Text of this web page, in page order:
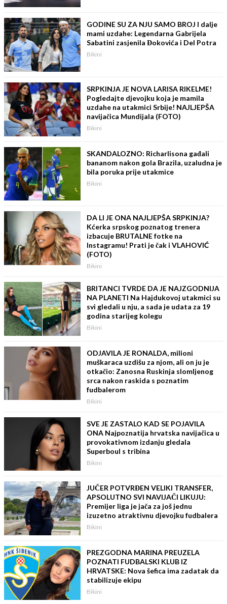
GODINE SU ZA NJU SAMO BROJ I dalje
mami uzdahe: Legendarna Gabrijela
Sabatini zasjenila Đokovića i Del Potra
Bikini
SRPKINJA JE NOVA LARISA RIKELME!
Pogledajte djevojku koja je mamila
uzdahe na utakmici Srbije! NAJLJEPŠA
navijačica Mundijala (FOTO)
Bikini
SKANDALOZNO: Richarlisona gađali
bananom nakon gola Brazila, uzaludna je
bila poruka prije utakmice
Bikini
DA LI JE ONA NAJLJEPŠA SRPKINJA?
Kćerka srpskog poznatog trenera
izbacuje BRUTALNE fotke na
Instagramu! Prati je čak i VLAHOVIĆ
(FOTO)
Bikini
BRITANCI TVRDE DA JE NAJZGODNIJA
NA PLANETI Na Hajdukovoj utakmici su
svi gledali u nju, a sada je udata za 19
godina starijeg kolegu
Bikini
ODJAVILA JE RONALDA, milioni
muškaraca uzdišu za njom, ali on ju je
otkačio: Zanosna Ruskinja slomljenog
srca nakon raskida s poznatim
fudbalerom
Bikini
SVE JE ZASTALO KAD SE POJAVILA
ONA Najpoznatija hrvatska navijačica u
provokativnom izdanju gledala
Superboul s tribina
Bikini
JUČER POTVRĐEN VELIKI TRANSFER,
APSOLUTNO SVI NAVIJAČI LIKUJU:
Premijer liga je jača za još jednu
izuzetno atraktivnu djevojku fudbalera
Bikini
PREZGODNA MARINA PREUZELA
POZNATI FUDBALSKI KLUB IZ
HRVATSKE: Nova šefica ima zadatak da
stabilizuje ekipu
Bikini